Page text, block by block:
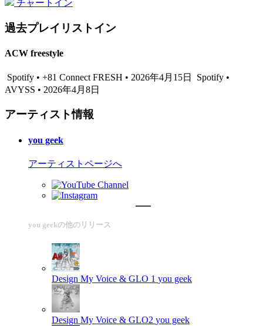
チャートイン
過去プレイリストイン
ACW freestyle
Spotify • +81 Connect FRESH • 2026年4月15日
Spotify •
AVYSS • 2026年4月8日
アーティスト情報
you geek
アーティストページへ
you geekの他のリリース
Design My Voice & GLO 1 you geek
Design My Voice & GLO2 you geek